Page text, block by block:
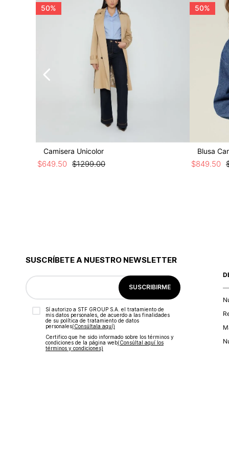
50%
Camisera Unicolor
$1299.00
$649.50
50%
Blusa
$849.50
SUSCRÍBETE A NUESTRO NEWSLETTER
SUSCRIBIRME
Sí autorizo a STF GROUP S.A. el tratamiento de
mis datos personales, de acuerdo a las finalidades
de su política de tratamiento de datos
personales‎(Consúltala aquí)
Certifico que he sido informado sobre los términos y
condiciones de la página web‎(Consúltal aquí los
términos y condiciones)